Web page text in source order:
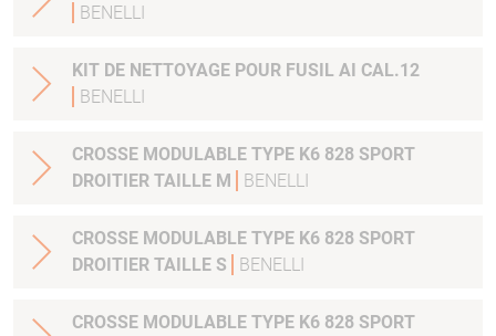
BENELLI
KIT DE NETTOYAGE POUR FUSIL AI CAL.12
BENELLI
CROSSE MODULABLE TYPE K6 828 SPORT
DROITIER TAILLE M
BENELLI
CROSSE MODULABLE TYPE K6 828 SPORT
DROITIER TAILLE S
BENELLI
CROSSE MODULABLE TYPE K6 828 SPORT